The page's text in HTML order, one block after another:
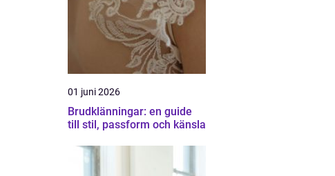
01 juni 2026
Brudklänningar: en guide
till stil, passform och känsla